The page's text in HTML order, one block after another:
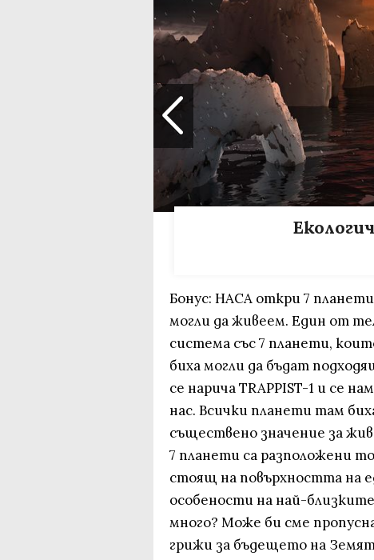
Бонус: НАСА откри 7
могли да живеем. Един от
система със 7 планети,
биха могли да бъдат
се нарича TRAPPIST-1 и се
нас. Всички планети там
съществено значение за
7 планети са разположени
стоящ на повърхността на
особености на най-
много? Може би сме
грижи за бъдещето на